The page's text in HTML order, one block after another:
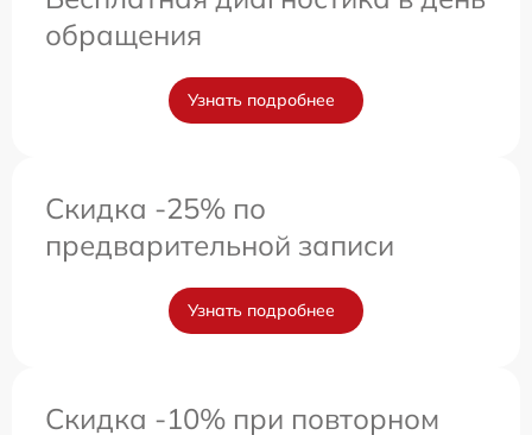
обращения
Узнать подробнее
Скидка -25% по
предварительной записи
Узнать подробнее
Скидка -10% при повторном